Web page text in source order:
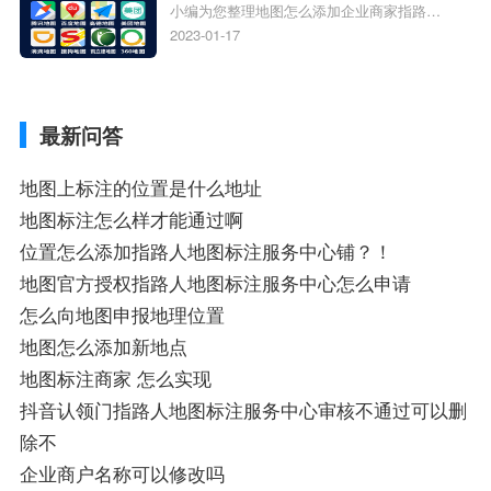
定位企业？
小编为您整理地图怎么添加企业商家指路人
地图标注服务中心铺名称、地图怎么添加企
2023-01-17
最新问答
地图上标注的位置是什么地址
地图标注怎么样才能通过啊
位置怎么添加指路人地图标注服务中心铺？！
地图官方授权指路人地图标注服务中心怎么申请
怎么向地图申报地理位置
地图怎么添加新地点
地图标注商家 怎么实现
抖音认领门指路人地图标注服务中心审核不通过可以删
除不
企业商户名称可以修改吗